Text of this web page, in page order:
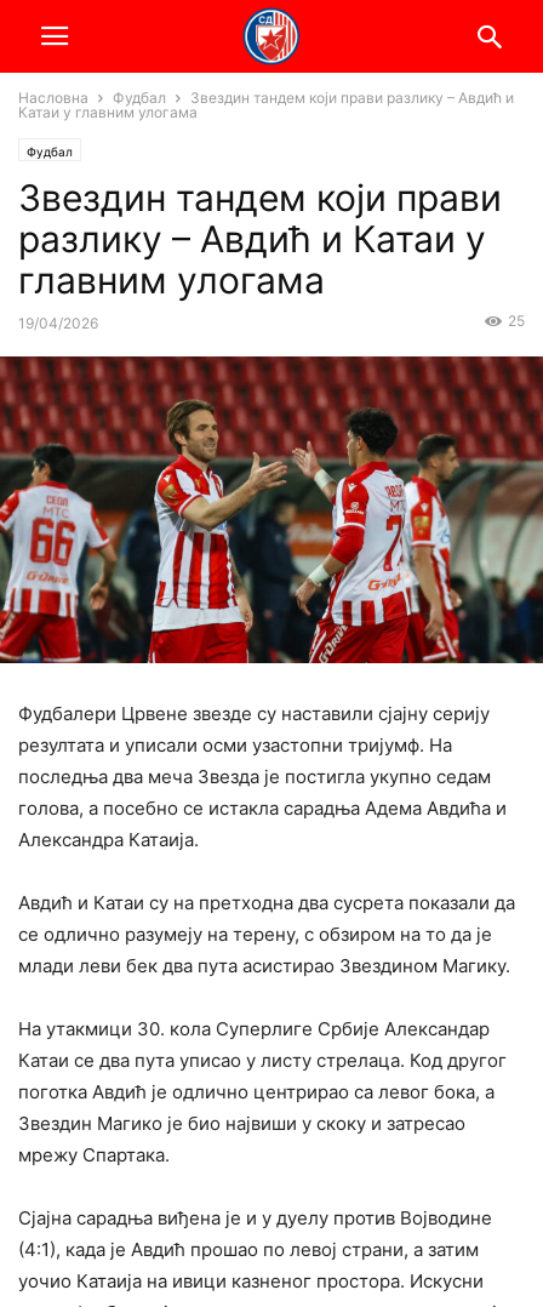
Насловна Фудбал
Звездин тандем који прави разлику – Авдић и
Катаи у главним улогама
Фудбал
Звездин тандем који прави
разлику – Авдић и Катаи у
главним улогама
19/04/2026 25
Фудбалери Црвене звезде су наставили сјајну серију
резултата и уписали осми узастопни тријумф. На
последња два меча Звезда је постигла укупно седам
голова, а посебно се истакла сарадња Адема Авдића и
Александра Катаија.
‍Авдић и Катаи су на претходна два сусрета показали да
се одлично разумеју на терену, с обзиром на то да је
млади леви бек два пута асистирао Звездином Магику.
На утакмици 30. кола Суперлиге Србије Александар
Катаи се два пута уписао у листу стрелаца. Код другог
поготка Авдић је одлично центрирао са левог бока, а
Звездин Магико је био највиши у скоку и затресао
мрежу Спартака.
Сјајна сарадња виђена је и у дуелу против Војводине
(4:1), када је Авдић прошао по левој страни, а затим
уочио Катаија на ивици казненог простора. Искусни